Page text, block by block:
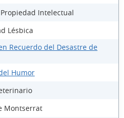
Intelectual
Lésbica
Recuerdo del Desastre de
Humor
Montserrat